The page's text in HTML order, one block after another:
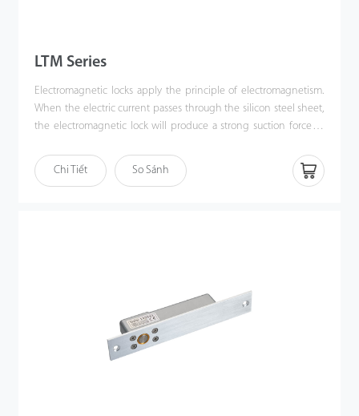
LTM Series
Electromagnetic locks apply the principle of electromagnetism.
When the electric current passes through the silicon steel sheet,
the electromagnetic lock will produce a strong suction force to
A small electric current will produce a great magnetic force.
When users turn off the power of the electromagnetic lock, it will
Chi Tiết So Sánh